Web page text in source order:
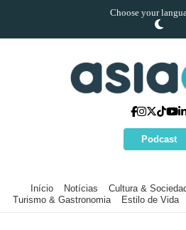
Choose your
Podcast
Início Notícias Cultura &
Turismo & Gastronomia
Estilo de Vida